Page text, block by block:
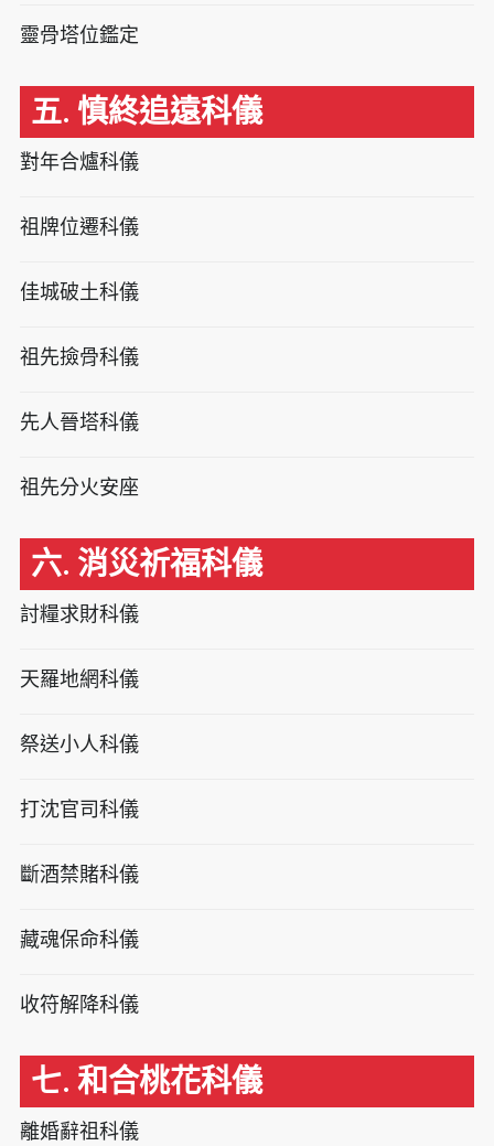
靈骨塔位鑑定
五. 慎終追遠科儀
對年合爐科儀
祖牌位遷科儀
佳城破土科儀
祖先撿骨科儀
先人晉塔科儀
祖先分火安座
六. 消災祈福科儀
討糧求財科儀
天羅地網科儀
祭送小人科儀
打沈官司科儀
斷酒禁賭科儀
藏魂保命科儀
收符解降科儀
七. 和合桃花科儀
離婚辭祖科儀